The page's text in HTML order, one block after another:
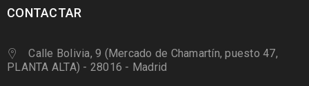
CONTACTAR
Calle Bolivia, 9 (Mercado de Chamartín, puesto 47,
PLANTA ALTA) - 28016 - Madrid